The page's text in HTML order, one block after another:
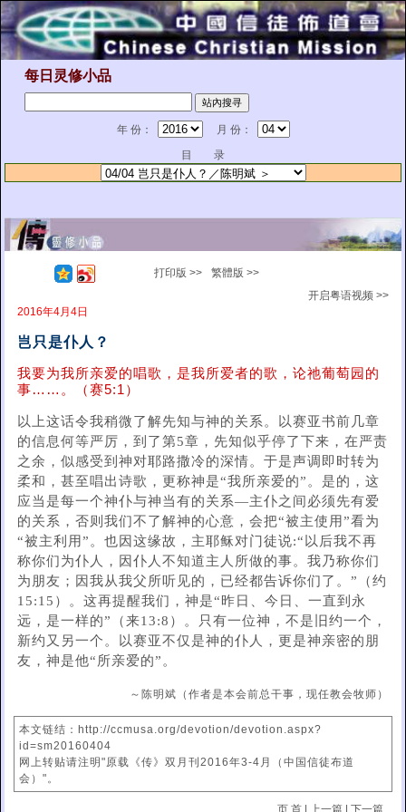
每日灵修小品
年 份：
月 份：
目 录
打印版 >>
繁體版 >>
开启粤语视频 >>
2016年4月4日
岂只是仆人？
我要为我所亲爱的唱歌，是我所爱者的歌，论祂葡萄园的
事……。（赛5:1）
以上这话令我稍微了解先知与神的关系。以赛亚书前几章
的信息何等严厉，到了第5章，先知似乎停了下来，在严责
之余，似感受到神对耶路撒冷的深情。于是声调即时转为
柔和，甚至唱出诗歌，更称神是“我所亲爱的”。是的，这
应当是每一个神仆与神当有的关系—主仆之间必须先有爱
的关系，否则我们不了解神的心意，会把“被主使用”看为
“被主利用”。也因这缘故，主耶稣对门徒说:“以后我不再
称你们为仆人，因仆人不知道主人所做的事。我乃称你们
为朋友；因我从我父所听见的，已经都告诉你们了。”（约
15:15）。这再提醒我们，神是“昨日、今日、一直到永
远，是一样的”（来13:8）。只有一位神，不是旧约一个，
新约又另一个。以赛亚不仅是神的仆人，更是神亲密的朋
友，神是他“所亲爱的”。
～陈明斌（作者是本会前总干事，现任教会牧师）
本文链结：http://ccmusa.org/devotion/devotion.aspx?
id=sm20160404
网上转贴请注明"原载《传》双月刊2016年3-4月（中国信徒布道
会）"。
页 首| 上一篇| 下一篇